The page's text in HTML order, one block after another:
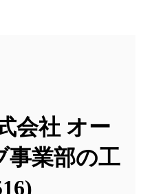
会社 オー
事業部の工